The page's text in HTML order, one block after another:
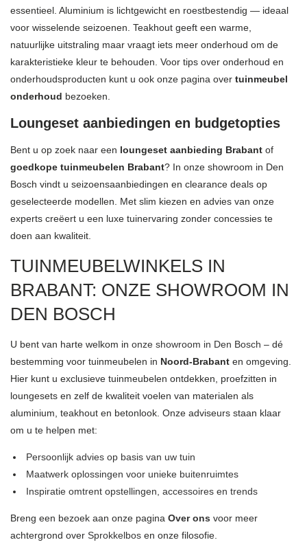
essentieel. Aluminium is lichtgewicht en roestbestendig — ideaal
voor wisselende seizoenen. Teakhout geeft een warme,
natuurlijke uitstraling maar vraagt iets meer onderhoud om de
karakteristieke kleur te behouden. Voor tips over onderhoud en
onderhoudsproducten kunt u ook onze pagina over tuinmeubel
onderhoud bezoeken.
Loungeset aanbiedingen en budgetopties
Bent u op zoek naar een loungeset aanbieding Brabant of
goedkope tuinmeubelen Brabant? In onze showroom in Den
Bosch vindt u seizoensaanbiedingen en clearance deals op
geselecteerde modellen. Met slim kiezen en advies van onze
experts creëert u een luxe tuinervaring zonder concessies te
doen aan kwaliteit.
TUINMEUBELWINKELS IN
BRABANT: ONZE SHOWROOM IN
DEN BOSCH
U bent van harte welkom in onze showroom in Den Bosch – dé
bestemming voor tuinmeubelen in Noord-Brabant en omgeving.
Hier kunt u exclusieve tuinmeubelen ontdekken, proefzitten in
loungesets en zelf de kwaliteit voelen van materialen als
aluminium, teakhout en betonlook. Onze adviseurs staan klaar
om u te helpen met:
Persoonlijk advies op basis van uw tuin
Maatwerk oplossingen voor unieke buitenruimtes
Inspiratie omtrent opstellingen, accessoires en trends
Breng een bezoek aan onze pagina Over ons voor meer
achtergrond over Sprokkelbos en onze filosofie.